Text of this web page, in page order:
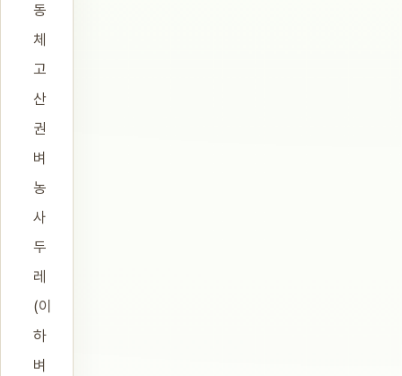
동
체
고
산
권
벼
농
사
두
레
(이
하
벼